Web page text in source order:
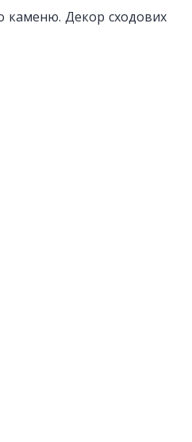
каменю. Декор сходових